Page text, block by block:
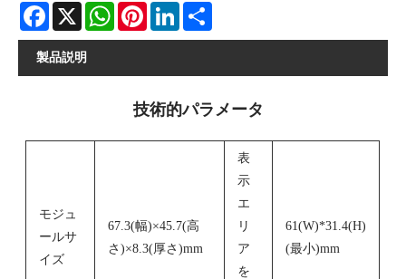
Facebook
X WhatsAppPinterestLinkedIn
製品説明
技術的パラメータ
モジュ
ールサ
イズ
67.3(幅)×45.7(高
さ)×8.3(厚さ)mm
表
示
エ
リ
ア
を
61(W)*31.4(H)
(最小)mm